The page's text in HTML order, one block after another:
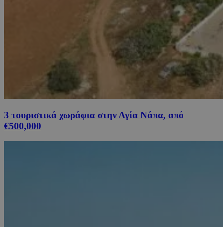
3 τουριστικά χωράφια στην Αγία Νάπα, από
€500,000